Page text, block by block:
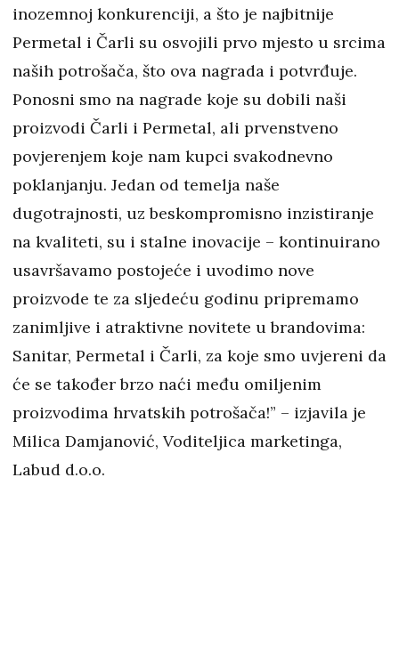
inozemnoj konkurenciji, a što je najbitnije
Permetal i Čarli su osvojili prvo mjesto u srcima
naših potrošača, što ova nagrada i potvrđuje.
Ponosni smo na nagrade koje su dobili naši
proizvodi Čarli i Permetal, ali prvenstveno
povjerenjem koje nam kupci svakodnevno
poklanjanju. Jedan od temelja naše
dugotrajnosti, uz beskompromisno inzistiranje
na kvaliteti, su i stalne inovacije – kontinuirano
usavršavamo postojeće i uvodimo nove
proizvode te za sljedeću godinu pripremamo
zanimljive i atraktivne novitete u brandovima:
Sanitar, Permetal i Čarli, za koje smo uvjereni da
će se također brzo naći među omiljenim
proizvodima hrvatskih potrošača!” – izjavila je
Milica Damjanović, Voditeljica marketinga,
Labud d.o.o.